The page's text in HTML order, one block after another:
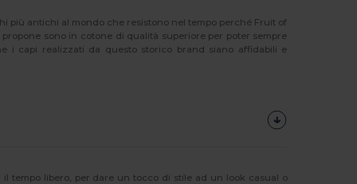
più antichi al mondo che resistono nel tempo perché Fruit of
propone sono in cotone di qualità superiore per poter sempre
i capi realizzati da questo storico brand siano affidabili e
tempo libero, per dare un tocco di stile ad un look casual o